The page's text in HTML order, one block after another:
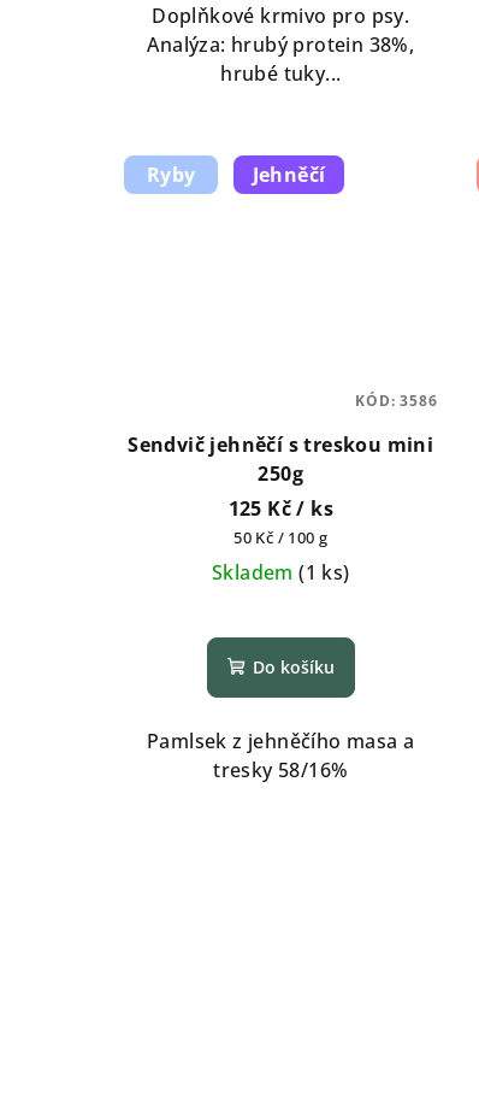
Doplňkové krmivo pro psy.
Analýza: hrubý protein 38%,
hrubé tuky...
Ryby Jehněčí
Sendvič jehněčí s treskou mini
250g
125 Kč/ ks
Měrná
cena:
50 Kč / 100 g
Skladem(1 ks)
Do košíku
Pamlsek z jehněčího masa a
tresky 58/16%
KÓD:3586